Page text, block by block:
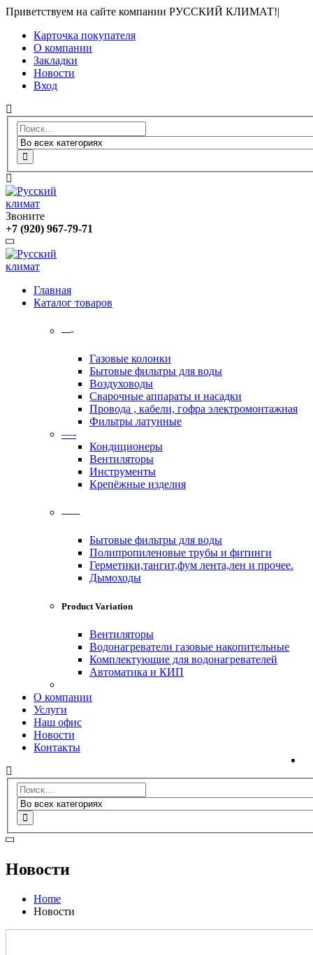
Приветствуем на сайте компании РУССКИЙ КЛИМАТ!|
Карточка покупателя
О компании
Закладки
Новости
Вход
Звоните
+7 (920) 967-79-71
Главная
Каталог товаров
—-
Газовые колонки
Бытовые фильтры для воды
Воздуховоды
Сварочные аппараты и насадки
Провода , кабели, гофра электромонтажная
Фильтры латунные
—-
Кондиционеры
Вентиляторы
Инструменты
Крепёжные изделия
——
Бытовые фильтры для воды
Полипропиленовые трубы и фитинги
Герметики,тангит,фум лента,лен и прочее.
Дымоходы
Product Variation
Вентиляторы
Водонагреватели газовые накопительные
Комплектующие для водонагревателей
Автоматика и КИП
О компании
Услуги
Наш офис
Новости
Контакты
Новости
Home
Новости